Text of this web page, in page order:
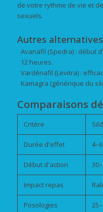
de votre rythme de vie et
sexuels.
Autres alternatives
Avanafil (Spedra) : début
12 heures.
Vardénafil (Levitra) :
Kamagra (générique du
Comparaisons
Critère
Durée d'effet
Début d'action
Impact repas
Posologies